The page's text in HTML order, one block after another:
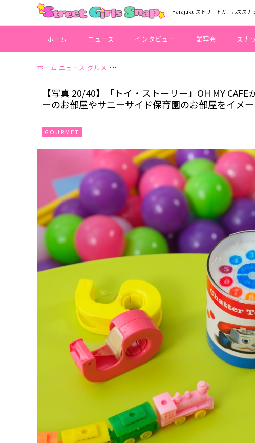
Harajuku ストリートガールズスナ
ホーム ニュース インタビュー 試写会 スナ
ホーム ニュース グルメ 【写真 20/40】「トイ・ストーリー」OH MY
【写真 20/40】「トイ・ストーリー」OH MY
ーのお部屋やサニーサイド保育園のお部屋をイメ
GOURMET